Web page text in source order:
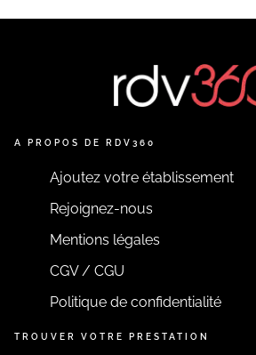
A PROPOS DE RDV360
Ajoutez votre établissement
Rejoignez-nous
Mentions légales
CGV / CGU
Politique de confidentialité
TROUVER VOTRE PRESTATION